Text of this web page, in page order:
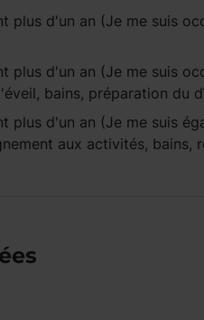
plus d'un an (Je me suis
plus d'un an (Je me suis
bains, préparation du
plus d'un an (Je me suis
aux activités, bains,